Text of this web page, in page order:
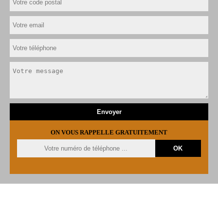
ON VOUS RAPPELLE GRATUITEMENT